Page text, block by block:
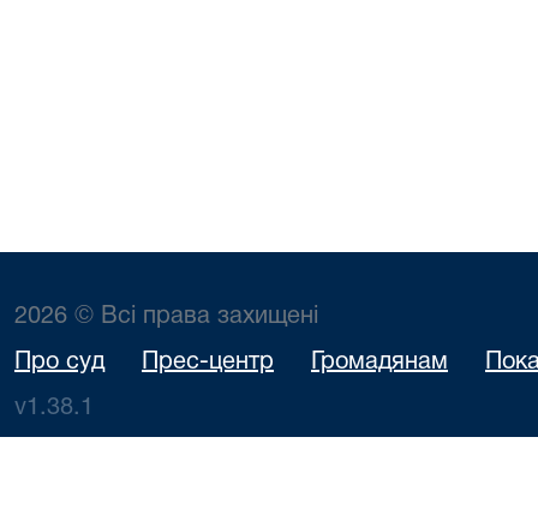
2026 © Всі права захищені
Про суд Прес-центр Громадянам
v1.38.1